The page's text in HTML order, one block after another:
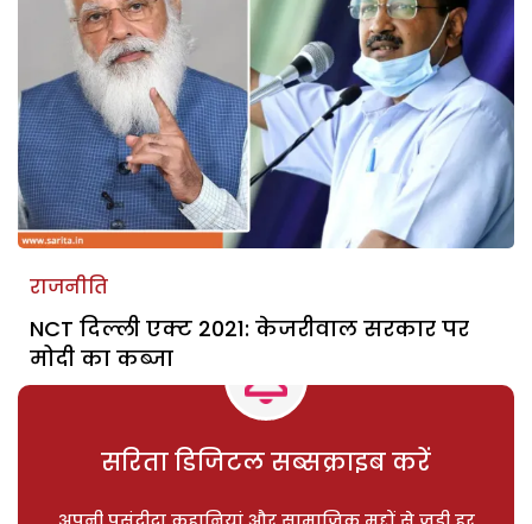
राजनीति
NCT दिल्ली एक्ट 2021: केजरीवाल सरकार पर
मोदी का कब्जा
सरिता डिजिटल सब्सक्राइब करें